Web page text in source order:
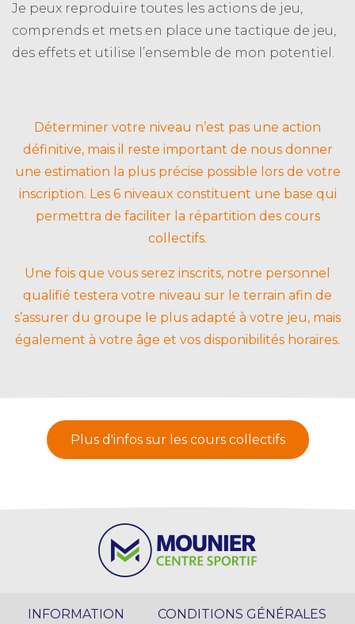
Je peux reproduire toutes les actions de jeu,
comprends et mets en place une tactique de jeu,
des effets et utilise l’ensemble de mon potentiel.
Déterminer votre niveau n’est pas une action
définitive, mais il reste important de nous donner
une estimation la plus précise possible lors de votre
inscription. Les 6 niveaux constituent une base qui
permettra de faciliter la répartition des cours
collectifs.
Une fois que vous serez inscrits, notre personnel
qualifié testera votre niveau sur le terrain afin de
s’assurer du groupe le plus adapté à votre jeu, mais
également à votre âge et vos disponibilités horaires.
Plus d'infos sur les cours collectifs
INFORMATION
CONDITIONS GÉNÉRALES